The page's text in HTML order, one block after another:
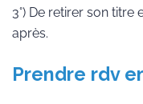
3°) De retirer son
après.
Prendre rdv